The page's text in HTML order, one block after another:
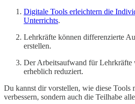
Digitale Tools erleichtern die
Unterrichts.
Lehrkräfte können differenzierte
erstellen.
Der Arbeitsaufwand für Lehrkräfte
erheblich reduziert.
Du kannst dir vorstellen, wie diese Tools
verbessern, sondern auch die Teilhabe